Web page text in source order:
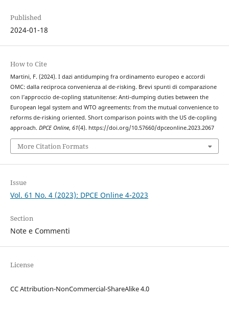
Published
2024-01-18
How to Cite
Martini, F. (2024). I dazi antidumping fra ordinamento europeo e accordi
OMC: dalla reciproca convenienza al de-risking. Brevi spunti di comparazione
con l’approccio de-copling statunitense: Anti-dumping duties between the
European legal system and WTO agreements: from the mutual convenience to
reforms de-risking oriented. Short comparison points with the US de-copling
approach. DPCE Online, 61(4). https://doi.org/10.57660/dpceonline.2023.2067
More Citation Formats
Issue
Vol. 61 No. 4 (2023): DPCE Online 4-2023
Section
Note e Commenti
License
CC Attribution-NonCommercial-ShareAlike 4.0